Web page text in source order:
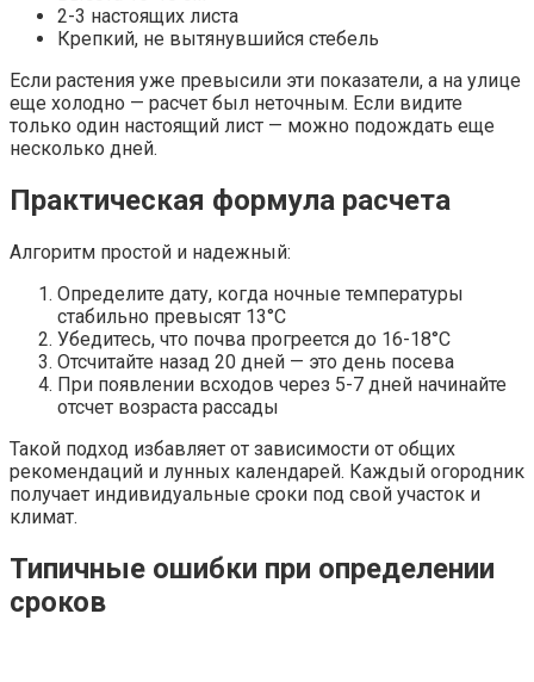
2-3 настоящих листа
Крепкий, не вытянувшийся стебель
Если растения уже превысили эти показатели, а на улице
еще холодно — расчет был неточным. Если видите
только один настоящий лист — можно подождать еще
несколько дней.
Практическая формула расчета
Алгоритм простой и надежный:
Определите дату, когда ночные температуры
стабильно превысят 13°С
Убедитесь, что почва прогреется до 16-18°С
Отсчитайте назад 20 дней — это день посева
При появлении всходов через 5-7 дней начинайте
отсчет возраста рассады
Такой подход избавляет от зависимости от общих
рекомендаций и лунных календарей. Каждый огородник
получает индивидуальные сроки под свой участок и
климат.
Типичные ошибки при определении
сроков